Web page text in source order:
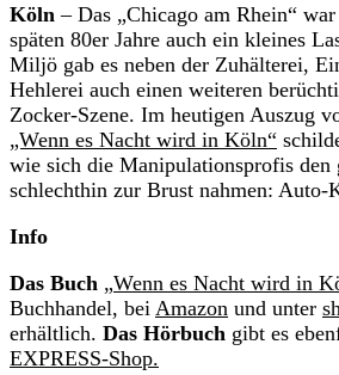
Köln – Das „Chicago am Rhein“
späten 80er Jahre auch ein kleines
Miljö gab es neben der Zuhälterei,
Hehlerei auch einen weiteren
Zocker-Szene. Im heutigen Auszug
„Wenn es Nacht wird in Köln“
wie sich die Manipulationsprofis den
schlechthin zur Brust nahmen: Auto-
Info
Das Buch „Wenn es Nacht wird in
Buchhandel, bei Amazon und unter
erhältlich. Das Hörbuch gibt es
EXPRESS-Shop.